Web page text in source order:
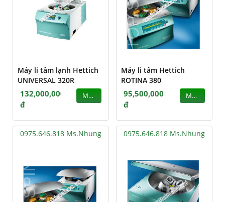
Máy li tâm lạnh Hettich
UNIVERSAL 320R
132,000,000
đ
MUA
Máy li tâm Hettich
ROTINA 380
95,500,000
đ
MUA
0975.646.818 Ms.Nhung 0975.646.818 Ms.Nhung